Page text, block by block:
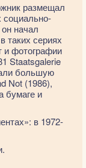
размещал
социально-
начал
таких сериях
и фотографии
Staatsgalerie
большую
Not (1986),
бумаге и
в 1972-